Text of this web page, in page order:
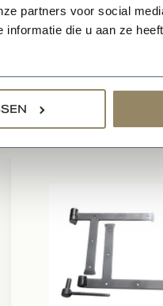
partners voor social
die u aan ze
op maat van ons te
kunnen werken, willen
mee te sturen voor de